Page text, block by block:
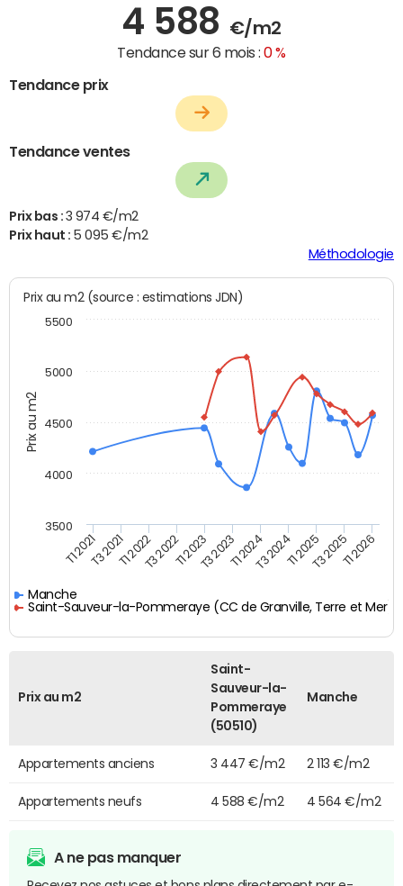
4 588 €/m2
Tendance sur 6 mois :0 %
Tendance prix
Tendance ventes
Prix bas : 3 974 €/m2
Prix haut : 5 095 €/m2
Méthodologie
Prix au m2
Prix au m2 (source : estimations JDN)
Manche
Saint-Sauveur-la-Pommeraye (CC de Granville, Terre et Mer)
T1 2021T3 2021T1 2022T3 2022T1 2023T3 2023T1 2024T3 2024T1 2025T3 2025T1 2026
3500
4000
4500
5000
5500
Prix au m2
Saint-
Sauveur-la-
Pommeraye
(50510)
Manche
Appartements anciens 3 447 €/m2 2 113 €/m2
Appartements neufs 4 588 €/m2 4 564 €/m2
A ne pas manquer